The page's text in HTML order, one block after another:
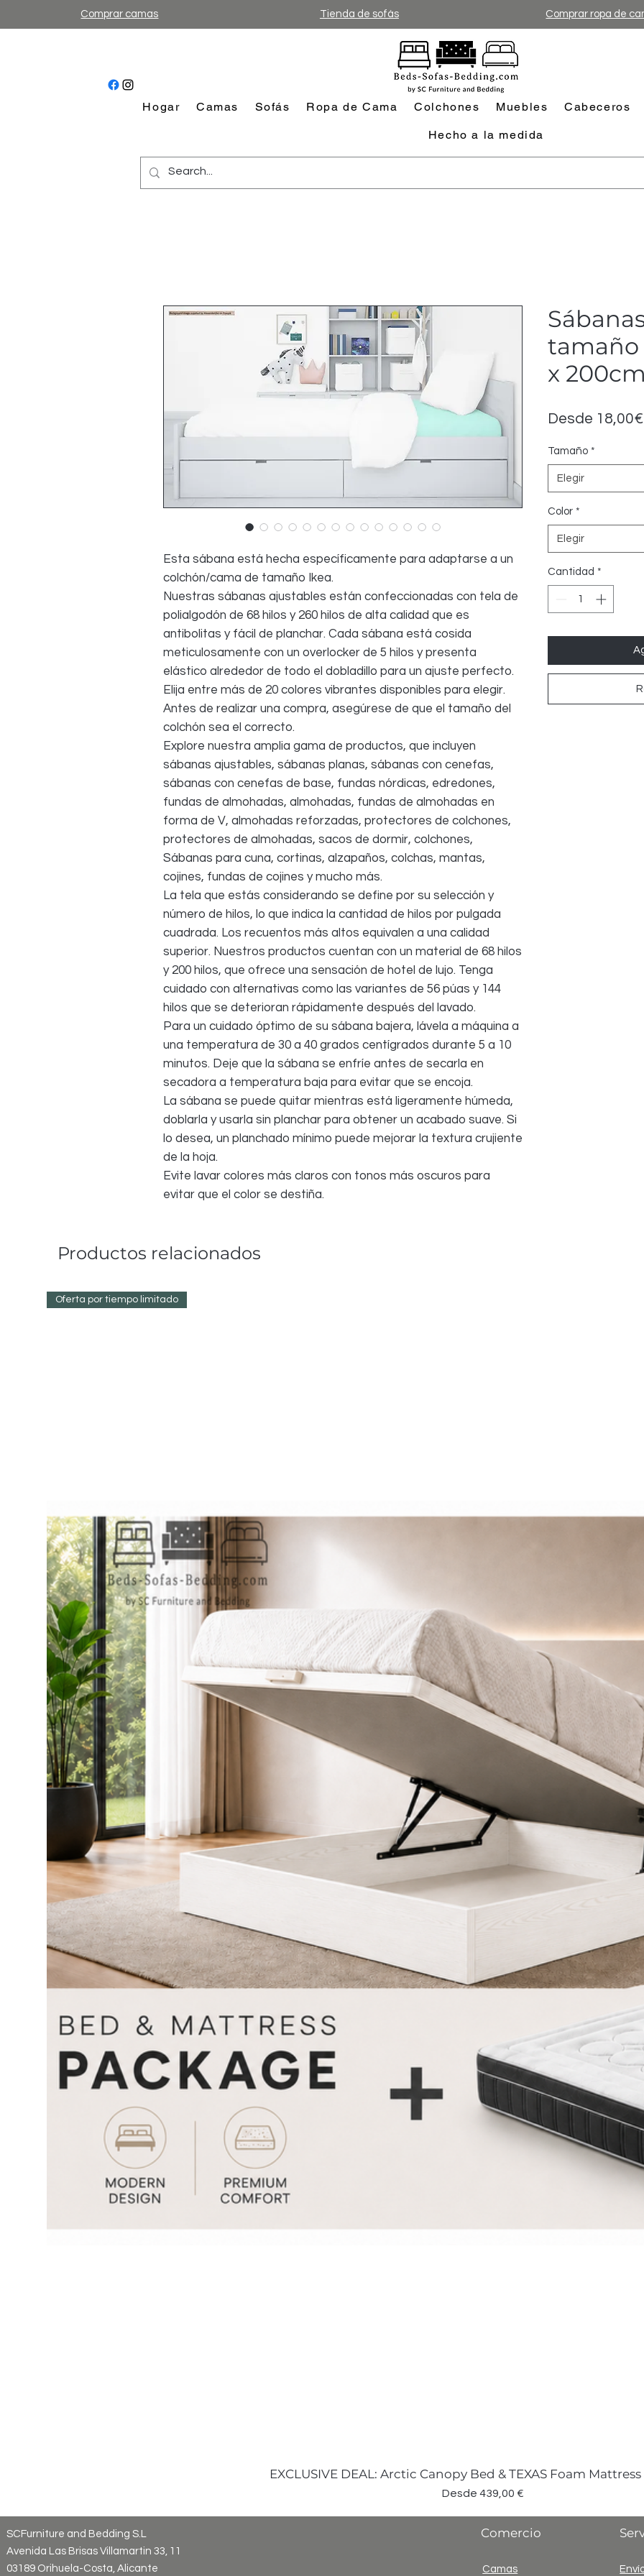
Comprar camas Tienda de sofás Comprar ropa de
Hogar Camas Sofás Ropa de Cama Colchones Muebles Cabeceros
Hecho a la medida
Esta sábana está hecha específicamente para adaptarse a un
colchón/cama de tamaño Ikea.
Nuestras sábanas ajustables están confeccionadas con tela de
polialgodón de 68 hilos y 260 hilos de alta calidad que es
antibolitas y fácil de planchar. Cada sábana está cosida
meticulosamente con un overlocker de 5 hilos y presenta
elástico alrededor de todo el dobladillo para un ajuste perfecto.
Elija entre más de 20 colores vibrantes disponibles para elegir.
Antes de realizar una compra, asegúrese de que el tamaño del
colchón sea el correcto.
Explore nuestra amplia gama de productos, que incluyen
sábanas ajustables, sábanas planas, sábanas con cenefas,
sábanas con cenefas de base, fundas nórdicas, edredones,
fundas de almohadas, almohadas, fundas de almohadas en
forma de V, almohadas reforzadas, protectores de colchones,
protectores de almohadas, sacos de dormir, colchones,
Sábanas para cuna, cortinas, alzapaños, colchas, mantas,
cojines, fundas de cojines y mucho más.
La tela que estás considerando se define por su selección y
número de hilos, lo que indica la cantidad de hilos por pulgada
cuadrada. Los recuentos más altos equivalen a una calidad
superior. Nuestros productos cuentan con un material de 68 hilos
y 200 hilos, que ofrece una sensación de hotel de lujo. Tenga
cuidado con alternativas como las variantes de 56 púas y 144
hilos que se deterioran rápidamente después del lavado.
Para un cuidado óptimo de su sábana bajera, lávela a máquina a
una temperatura de 30 a 40 grados centígrados durante 5 a 10
minutos. Deje que la sábana se enfríe antes de secarla en
secadora a temperatura baja para evitar que se encoja.
La sábana se puede quitar mientras está ligeramente húmeda,
doblarla y usarla sin planchar para obtener un acabado suave. Si
lo desea, un planchado mínimo puede mejorar la textura crujiente
de la hoja.
Evite lavar colores más claros con tonos más oscuros para
evitar que el color se destiña.
tamaño
x 200cm
Desde 18,00€
Tamaño *
Elegir
Color *
Elegir
Cantidad *
Productos relacionados
Oferta por tiempo limitado
EXCLUSIVE DEAL: Arctic Canopy Bed & TEXAS Foam
Desde 439,00 €
Precio de oferta
SCFurniture and Bedding S.L
Avenida Las Brisas Villamartin 33, 11
03189 Orihuela-Costa, Alicante
Comercio
Camas